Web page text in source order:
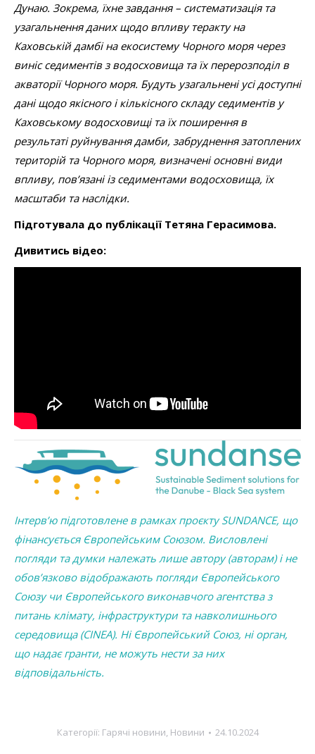
Дунаю. Зокрема, їхне завдання – систематизація та
узагальнення даних щодо впливу теракту на
Каховській дамбі на екосистему Чорного моря через
виніс седиментів з водосховища та їх перерозподіл в
акваторії Чорного моря. Будуть узагальнені усі доступні
дані щодо якісного і кількісного складу седиментів у
Каховському водосховищі та їх поширення в
результаті руйнування дамби, забруднення затоплених
територій та Чорного моря, визначені основні види
впливу, пов’язані із седиментами водосховища, їх
масштаби та наслідки.
Підготувала до публікації Тетяна Герасимова.
Дивитись відео:
Інтерв’ю підготовлене в рамках проєкту SUNDANCE, що
фінансується Європейським Союзом. Висловлені
погляди та думки належать лише автору (авторам) і не
обов’язково відображають погляди Європейського
Союзу чи Європейського виконавчого агентства з
питань клімату, інфраструктури та навколишнього
середовища (CINEA). Ні Європейський Союз, ні орган,
що надає гранти, не можуть нести за них
відповідальність.
Категорії: Гарячі новини, Новини 24.10.2024